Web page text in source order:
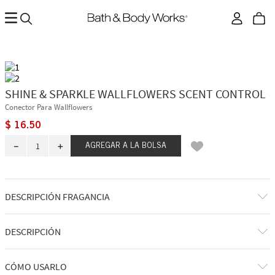
SHINE & SPARKLE WALLFLOWERS SCENT CONTROL
Conector Para Wallflowers
$ 16.50
＋
－ AGREGAR A LA BOLSA
DESCRIPCIÓN FRAGANCIA
DESCRIPCIÓN
Lo que hace: lleva tu fragancia favorita siempre encendida a cualquier
CÓMO USARLO